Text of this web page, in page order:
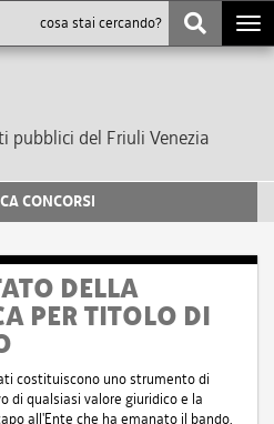
pubblici del Friuli Venezia
CONCORSI
DELLA
PER TITOLO DI
costituiscono uno strumento di
di qualsiasi valore giuridico e la
all'Ente che ha emanato il bando.